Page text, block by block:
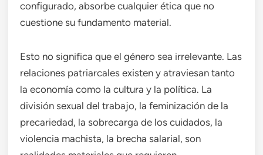
configurado, absorbe cualquier ética que no
cuestione su fundamento material.
Esto no significa que el género sea irrelevante. Las
relaciones patriarcales existen y atraviesan tanto
la economía como la cultura y la política. La
división sexual del trabajo, la feminización de la
precariedad, la sobrecarga de los cuidados, la
violencia machista, la brecha salarial, son